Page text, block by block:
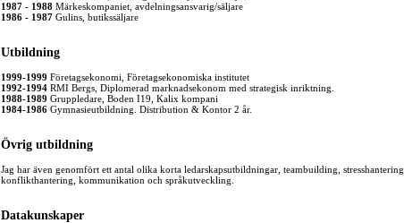
1987 - 1988Märkeskompaniet, avdelningsansvarig/säljare
1986 - 1987Gulins, butikssäljare
Utbildning
1999-1999 Företagsekonomi, Företagsekonomiska institutet
1992-1994RMI Bergs, Diplomerad marknadsekonom med strategisk inriktning.
1988-1989 Gruppledare, Boden I19, Kalix kompani
1984-1986Gymnasieutbildning. Distribution & Kontor 2 år.
Övrig utbildning
Jag har även genomfört ett antal olika korta ledarskapsutbildningar, teambuilding, stresshantering,
konflikthantering, kommunikation och språkutveckling.
Datakunskaper